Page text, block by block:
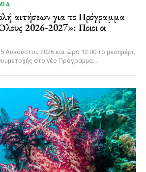
αιτήσεων για το Πρόγραμμα
2026-2027»: Ποιοι οι
Αυγούστου 2026 και ώρα 12:00 το μεσημέρι,
στο νέο Πρόγραμμα...